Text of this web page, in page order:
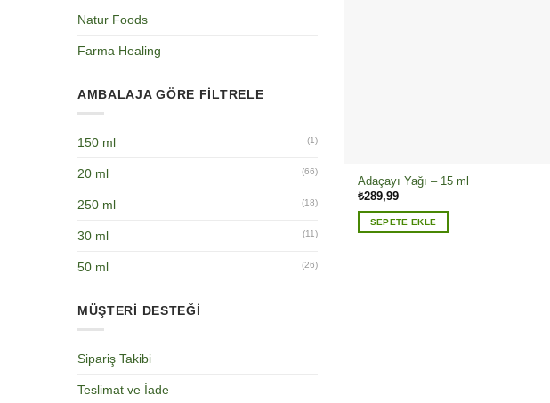
Natur Foods
Farma Healing
AMBALAJA GÖRE FILTRELE
150 ml (1)
20 ml (66)
250 ml (18)
30 ml (11)
50 ml (26)
MÜŞTERİ DESTEĞİ
Sipariş Takibi
Teslimat ve İade
Adaçayı Yağı – 15 ml
₺289,99
SEPETE EKLE